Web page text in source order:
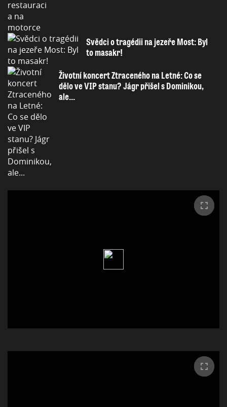
Svědci o tragédii na jezeře Most: Byl
to masakr!
Životní koncert Ztraceného na Letné: Co se
dělo ve VIP stanu? Jágr přišel s Dominikou,
ale...